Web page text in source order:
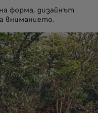
форма, дизайнът
вниманието.